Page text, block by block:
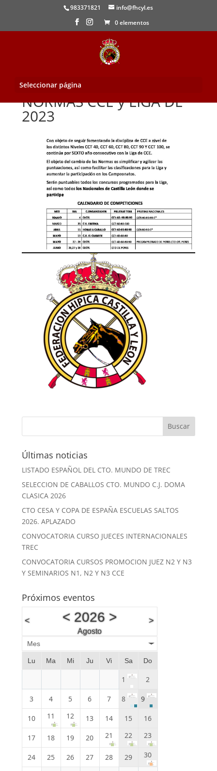
983371821
info@fhcyl.es
0 elementos
Seleccionar página
NORMAS CCE y LIGA DE
2023
Últimas noticias
LISTADO ESPAÑOL DEL CTO. MUNDO DE TREC
SELECCION DE CABALLOS CTO. MUNDO C.J. DOMA
CLASICA 2026
CTO CESA Y COPA DE ESPAÑA ESCUELAS SALTOS
2026. APLAZADO
CONVOCATORIA CURSO JUECES INTERNACIONALES
TREC
CONVOCATORIA CURSOS PROMOCION JUEZ N2 Y N3
Y SEMINARIOS N1, N2 Y N3 CCE
Próximos eventos
< < 2026>
Agosto
>
Mes
Lu Ma Mi Ju Vi Sa Do
1 2
3 4 5 6 7 8 9
10 11 12 13 14 15 16
17 18 19 20 21 22 23
24 25 26 27 28 29 30